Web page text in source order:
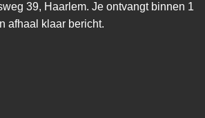
39, Haarlem. Je ontvangt binnen 1
afhaal klaar bericht.